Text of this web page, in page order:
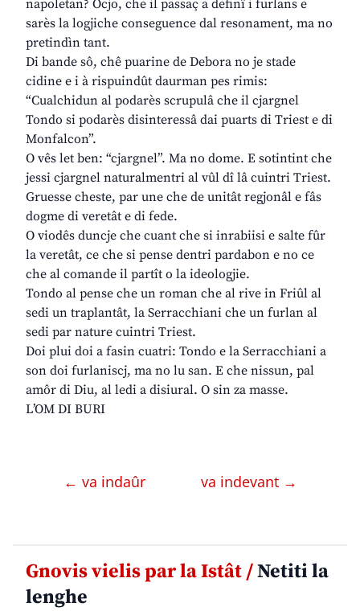
napoletan? Ocjo, che il passaç a definî i furlans e
sarès la logjiche conseguence dal resonament, ma no
pretindìn tant.
Di bande sô, chê puarine de Debora no je stade
cidine e i à rispuindût daurman pes rimis:
“Cualchidun al podarès scrupulâ che il cjargnel
Tondo si podarès disinteressâ dai puarts di Triest e di
Monfalcon”.
O vês let ben: “cjargnel”. Ma no dome. E sotintint che
jessi cjargnel naturalmentri al vûl dî lâ cuintri Triest.
Gruesse cheste, par une che de unitât regjonâl e fâs
dogme di veretât e di fede.
O viodês duncje che cuant che si inrabiisi e salte fûr
la veretât, ce che si pense dentri pardabon e no ce
che al comande il partît o la ideologjie.
Tondo al pense che un roman che al rive in Friûl al
sedi un traplantât, la Serracchiani che un furlan al
sedi par nature cuintri Triest.
Doi plui doi a fasin cuatri: Tondo e la Serracchiani a
son doi furlaniscj, ma no lu san. E che nissun, pal
amôr di Diu, al ledi a disiural. O sin za masse.
L’OM DI BURI
← va indaûr va indevant →
Gnovis vielis par la Istât /Netiti la
lenghe